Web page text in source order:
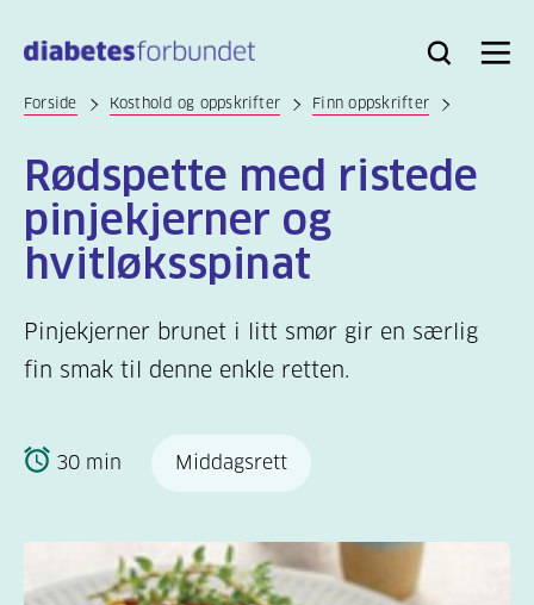
hovedinnhold
Bli
Logg
Søk Meny
Forside Kosthold og oppskrifter Finn oppskrifter
Rødspette med ristede
pinjekjerner og
hvitløksspinat
Pinjekjerner brunet i litt smør gir en særlig
fin smak til denne enkle retten.
30 min Middagsrett